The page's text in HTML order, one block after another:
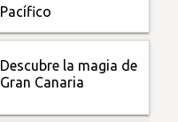
Pacífico
Descubre la magia de
Gran Canaria